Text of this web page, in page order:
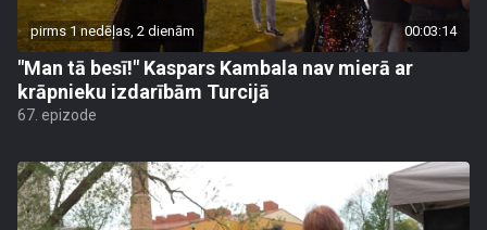
pirms 1 nedēļas, 2 dienām 00:03:14
"Man tā besī!" Kaspars Kambala nav mierā ar
krāpnieku izdarībām Turcijā
67. epizode